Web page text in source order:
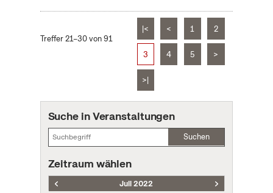
Treffer 21–30 von 91
|< < 1 2
3 4 5 >
>|
Suche in Veranstaltungen
Suchen
Zeitraum wählen
Juli 2022